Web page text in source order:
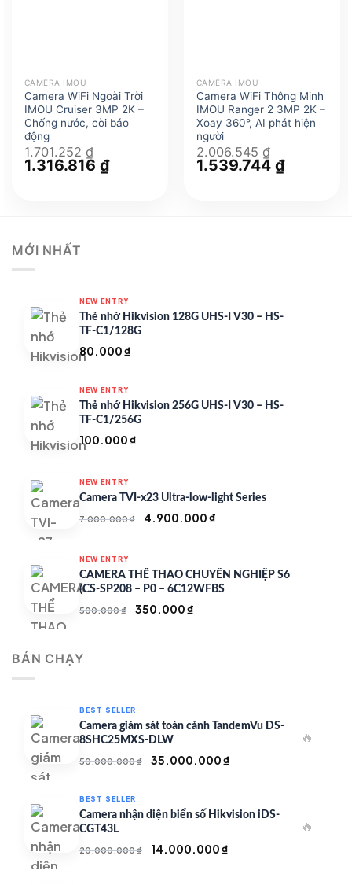
CAMERA IMOU
Camera WiFi Ngoài Trời
IMOU Cruiser 3MP 2K –
Chống nước, còi báo
động
1.701.252₫
Giá
gốc
1.316.816 ₫Giá
hiện
CAMERA IMOU
Camera WiFi Thông Minh
IMOU Ranger 2 3MP 2K –
Xoay 360°, AI phát hiện
người
2.006.545₫
Giá
gốc
1.539.744 ₫Giá
hiện
MỚI NHẤT
NEW ENTRY
Thẻ nhớ Hikvision 128G UHS-I V30 – HS-
TF-C1/128G
80.000₫
NEW ENTRY
Thẻ nhớ Hikvision 256G UHS-I V30 – HS-
TF-C1/256G
100.000₫
NEW ENTRY
Camera TVI-x23 Ultra-low-light Series
7.000.000₫
Giá
7.000.000 ₫.
4.900.000₫
là:
4.900.000 ₫.
NEW ENTRY
CAMERA THỂ THAO CHUYÊN NGHIỆP S6
(CS-SP208 – P0 – 6C12WFBS
500.000₫
Giá
350.000₫
BÁN CHẠY
BEST SELLER
Camera giám sát toàn cảnh TandemVu DS-
8SHC25MXS-DLW
50.000.000₫
Giá
50.000.000 ₫.
35.000.000₫
là:
35.000.000 ₫.
🔥
BEST SELLER
Camera nhận diện biển số Hikvision iDS-
CGT43L
20.000.000₫
Giá
14.000.000₫
🔥